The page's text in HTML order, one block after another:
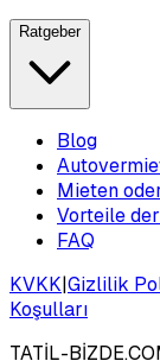
Ratgeber
Blog
Mieten
Vorteile
FAQ
KVKK|Gizlilik
Koşulları
TATİL-